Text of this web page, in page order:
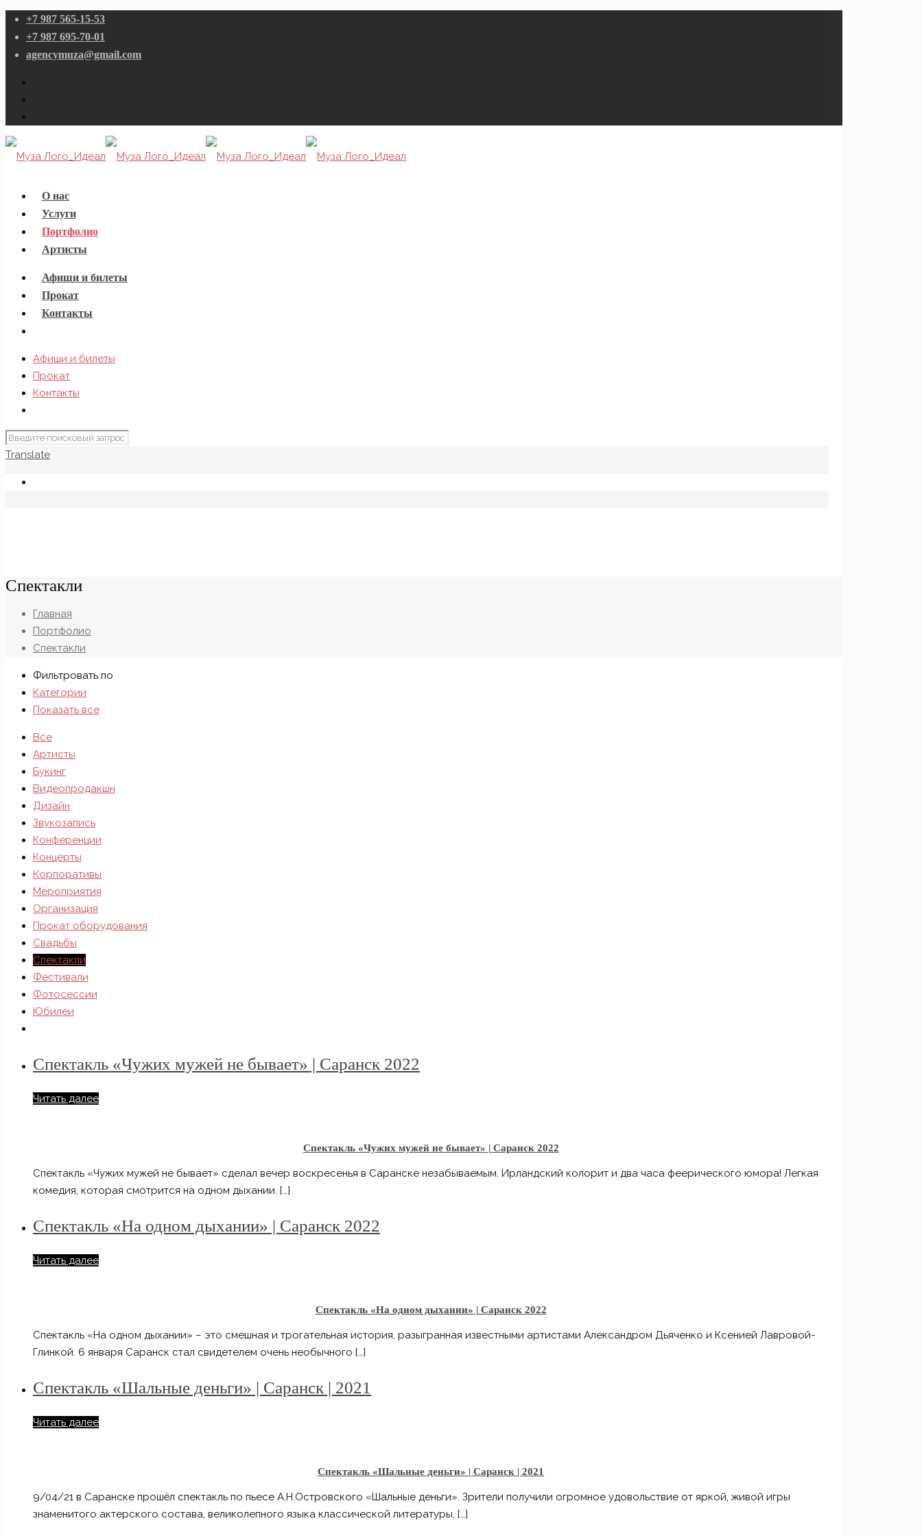
+7 987 565-15-53
+7 987 695-70-01
agencymuza@gmail.com
О нас
Услуги
Портфолио
Артисты
Афиши и билеты
Прокат
Контакты
Афиши и билеты
Прокат
Контакты
Translate
Спектакли
Главная
Портфолио
Спектакли
Фильтровать по
Категории
Показать все
Все
Артисты
Букинг
Видеопродакшн
Дизайн
Звукозапись
Конференции
Концерты
Корпоративы
Мероприятия
Организация
Прокат оборудования
Свадьбы
Спектакли
Фестивали
Фотосессии
Юбилеи
Спектакль «Чужих мужей не бывает» | Саранск 2022
Читать далее
Спектакль «Чужих мужей не бывает» | Саранск 2022
Спектакль «Чужих мужей не бывает» сделал вечер воскресенья в Саранске незабываемым. Ирландский колорит и два часа феерического юмора! Легкая
комедия, которая смотрится на одном дыхании. […]
Спектакль «На одном дыхании» | Саранск 2022
Читать далее
Спектакль «На одном дыхании» | Саранск 2022
Спектакль «На одном дыхании» – это смешная и трогательная история, разыгранная известными артистами Александром Дьяченко и Ксенией Лавровой-
Глинкой. 6 января Саранск стал свидетелем очень необычного […]
Спектакль «Шальные деньги» | Саранск | 2021
Читать далее
Спектакль «Шальные деньги» | Саранск | 2021
9/04/21 в Саранске прошёл спектакль по пьесе А.Н.Островского «Шальные деньги». Зрители получили огромное удовольствие от яркой, живой игры
знаменитого актерского состава, великолепного языка классической литературы, […]